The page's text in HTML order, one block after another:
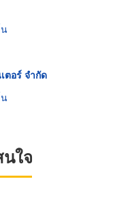
ตอร์ จำกัด
ใจ